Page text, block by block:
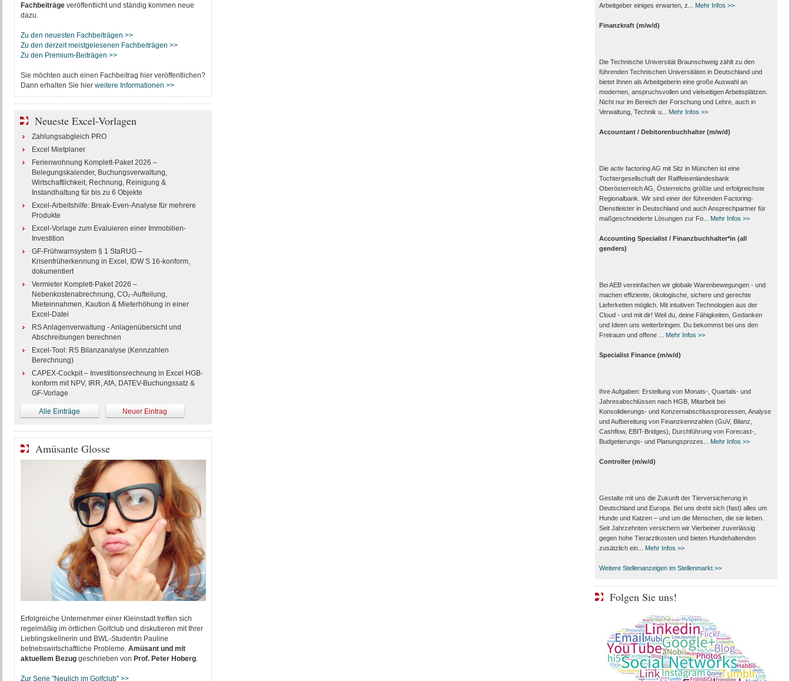
Fachbeiträgeveröffentlicht und ständig kommen neue
dazu.
Zu den neuesten Fachbeiträgen >>
Zu den derzeit meistgelesenen Fachbeiträgen >>
Zu den Premium-Beiträgen >>
Sie möchten auch einen Fachbeitrag hier veröffentlichen?
Dann erhalten Sie hier weitere Informationen >>
Neueste Excel-Vorlagen
Zahlungsabgleich PRO
Excel Mietplaner
Ferienwohnung Komplett-Paket 2026 –
Belegungskalender, Buchungsverwaltung,
Wirtschaftlichkeit, Rechnung, Reinigung &
Instandhaltung für bis zu 6 Objekte
Excel-Arbeitshilfe: Break-Even-Analyse für mehrere
Produkte
Excel-Vorlage zum Evaluieren einer Immobilien-
Investition
GF-Frühwarnsystem § 1 StaRUG –
Krisenfrüherkennung in Excel, IDW S 16-konform,
dokumentiert
Vermieter Komplett-Paket 2026 –
Nebenkostenabrechnung, CO₂-Aufteilung,
Mieteinnahmen, Kaution & Mieterhöhung in einer
Excel-Datei
RS Anlagenverwaltung - Anlagenübersicht und
Abschreibungen berechnen
Excel-Tool: RS Bilanzanalyse (Kennzahlen
Berechnung)
CAPEX-Cockpit – Investitionsrechnung in Excel HGB-
konform mit NPV, IRR, AfA, DATEV-Buchungssatz &
GF-Vorlage
Alle Einträge Neuer Eintrag
Amüsante Glosse
Erfolgreiche Unternehmer einer Kleinstadt treffen sich
regelmäßig im örtlichen Golfclub und diskutieren mit Ihrer
Lieblingskellnerin und BWL-Studentin Pauline
betriebswirtschaftliche Probleme. Amüsant und mit
aktuellem Bezuggeschrieben von Prof. Peter Hoberg.
Zur Serie "Neulich im Golfclub" >>
Arbeitgeber einiges erwarten, z...
Mehr Infos >>
Finanzkraft (m/w/d)
Die Technische Universität Braunschweig zählt zu den
führenden Technischen Universitäten in Deutschland und
bietet Ihnen als Arbeit­geberin eine große Auswahl an
modernen, anspruchsvollen und vielseitigen Arbeits­plätzen.
Nicht nur im Bereich der Forschung und Lehre, auch in
Verwaltung, Technik u...
Mehr Infos >>
Accountant / Debitorenbuchhalter (m/w/d)
Die activ factoring AG mit Sitz in München ist eine
Tochtergesellschaft der Raiffeisenlandesbank
Oberösterreich AG, Österreichs größte und erfolgreichste
Regionalbank. Wir sind einer der führenden Factoring-
Dienstleister in Deutschland und auch Ansprechpartner für
maßgeschneiderte Lösungen zur Fo...
Mehr Infos >>
Accounting Specialist / Finanzbuchhalter*in (all
genders)
Bei AEB vereinfachen wir globale Warenbewegungen - und
machen effiziente, ökologische, sichere und gerechte
Lieferketten möglich. Mit intuitiven Technologien aus der
Cloud - und mit dir! Weil du, deine Fähigkeiten, Gedanken
und Ideen uns weiterbringen. Du bekommst bei uns den
Freiraum und offene ...
Mehr Infos >>
Specialist Finance (m/w/d)
Ihre Aufgaben: Erstellung von Monats‑, Quartals‑ und
Jahresabschlüssen nach HGB, Mitarbeit bei
Konsolidierungs‑ und Konzernabschlussprozessen, Analyse
und Aufbereitung von Finanzkennzahlen (GuV, Bilanz,
Cashflow, EBIT-Bridges), Durchführung von Forecast‑,
Budgetierungs‑ und Planungsprozes...
Mehr Infos >>
Controller (m/w/d)
Gestalte mit uns die Zukunft der Tierversicherung in
Deutschland und Europa. Bei uns dreht sich (fast) alles um
Hunde und Katzen – und um die Menschen, die sie lieben.
Seit Jahrzehnten versichern wir Vierbeiner zuverlässig
gegen hohe Tierarztkosten und bieten Hundehaltenden
zusätzlich ein...
Mehr Infos >>
Weitere Stellenanzeigen im Stellenmarkt >>
Folgen Sie uns!